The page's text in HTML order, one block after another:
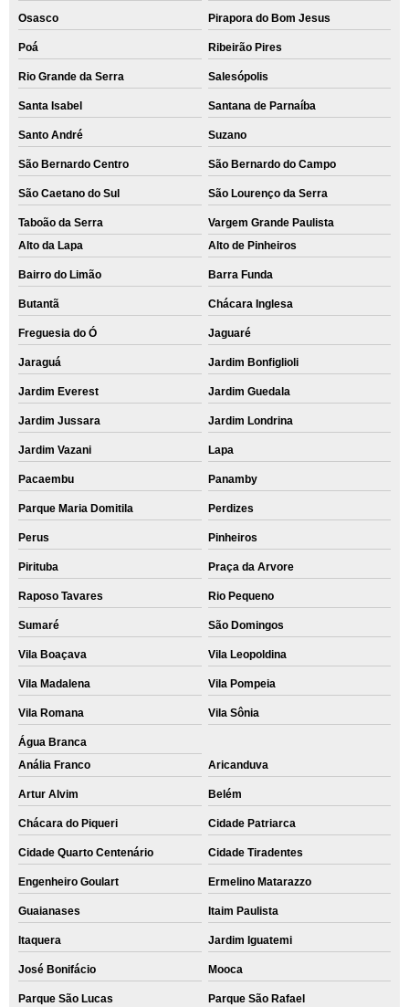
Osasco Pirapora do Bom Jesus
Poá Ribeirão Pires
Rio Grande da Serra Salesópolis
Santa Isabel Santana de Parnaíba
Santo André Suzano
São Bernardo Centro São Bernardo do Campo
São Caetano do Sul São Lourenço da Serra
Taboão da Serra
Vargem Grande Paulista
Alto da Lapa
Alto de Pinheiros
Bairro do Limão Barra Funda
Butantã Chácara Inglesa
Freguesia do Ó Jaguaré
Jaraguá Jardim Bonfiglioli
Jardim Everest Jardim Guedala
Jardim Jussara Jardim Londrina
Jardim Vazani Lapa
Pacaembu Panamby
Parque Maria Domitila Perdizes
Perus Pinheiros
Pirituba Praça da Arvore
Raposo Tavares Rio Pequeno
Sumaré São Domingos
Vila Boaçava Vila Leopoldina
Vila Madalena Vila Pompeia
Vila Romana Vila Sônia
Água Branca
Anália Franco
Aricanduva
Artur Alvim Belém
Chácara do Piqueri Cidade Patriarca
Cidade Quarto Centenário Cidade Tiradentes
Engenheiro Goulart Ermelino Matarazzo
Guaianases Itaim Paulista
Itaquera Jardim Iguatemi
José Bonifácio Mooca
Parque São Lucas Parque São Rafael